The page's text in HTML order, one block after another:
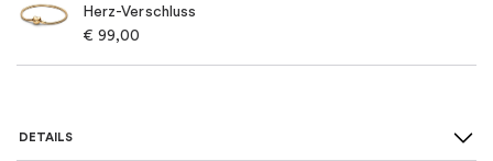
Herz-Verschluss
€ 99,00
DETAILS